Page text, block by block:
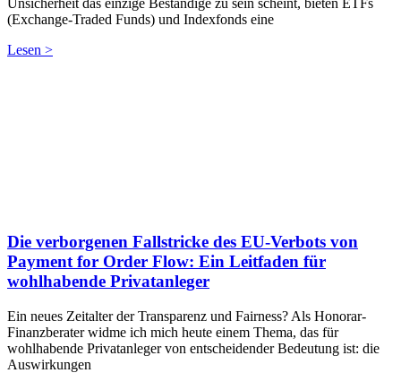
Unsicherheit das einzige Beständige zu sein scheint, bieten ETFs
(Exchange-Traded Funds) und Indexfonds eine
Lesen >
Die verborgenen Fallstricke des EU-Verbots von
Payment for Order Flow: Ein Leitfaden für
wohlhabende Privatanleger
Ein neues Zeitalter der Transparenz und Fairness? Als Honorar-
Finanzberater widme ich mich heute einem Thema, das für
wohlhabende Privatanleger von entscheidender Bedeutung ist: die
Auswirkungen